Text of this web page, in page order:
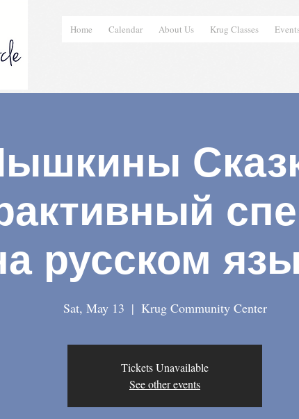
Home Calendar About Us Krug Classes
русском
Sat, May 13
  |
Krug Community Center
Tickets Unavailable
See other events